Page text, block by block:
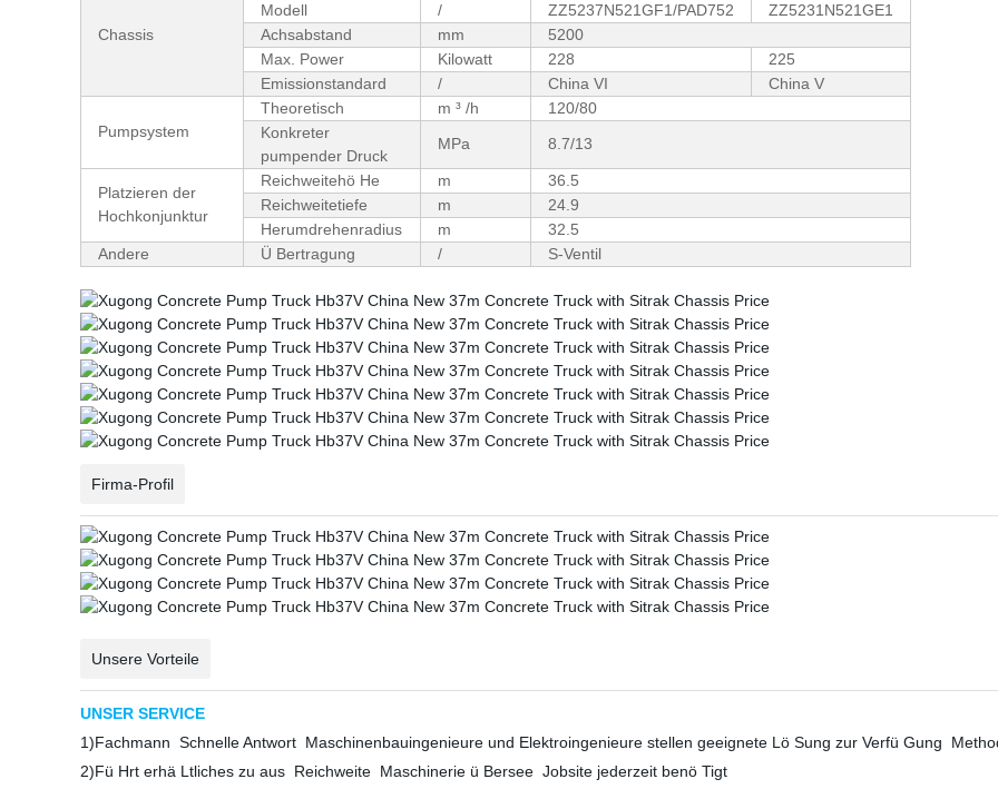
Chassis
Modell
/ ZZ5237N521GF1/PAD752
ZZ5231N521GE1
Achsabstand
mm
5200
Max. Power
Kilowatt 228
225
Emissionstandard
/ China VI China V
Pumpsystem
Theoretisch m ³ /h
120/80
Konkreter
pumpender Druck
MPa 8.7/13
Platzieren der
Hochkonjunktur
Reichweitehö He m
36.5
Reichweitetiefe
m
24.9
Herumdrehenradius
m
32.5
Andere
Ü Bertragung / S-Ventil
Firma-Profil
Unsere Vorteile
UNSER SERVICE
1)Fachmann Schnelle Antwort Maschinenbauingenieure und Elektroingenieure stellen geeignete Lö Sung zur Verfü Gung
2)Fü Hrt erhä Ltliches zu aus Reichweite Maschinerie ü Bersee Jobsite jederzeit benö Tigt